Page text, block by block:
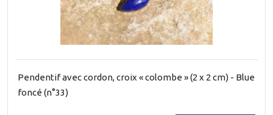
Pendentif avec cordon, croix « colombe » (2 x 2 cm) - Blue
foncé (n°33)